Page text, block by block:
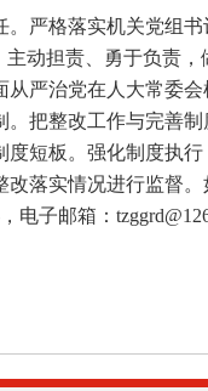
。严格落实机关党组
主动担责、勇于负责
从严治党在人大常委
。把整改工作与完善
度短板。强化制度执
落实情况进行监督
电子邮箱：